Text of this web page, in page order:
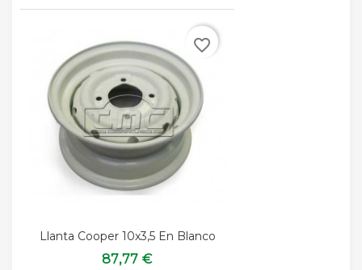
Llanta Cooper 10x3,5 En Blanco
87,77 €
favorite_border